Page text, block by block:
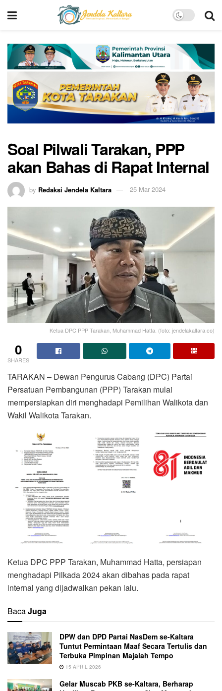
Soal Pilwali Tarakan, PPP
akan Bahas di Rapat Internal
by Redaksi Jendela Kaltara 25 Mar 2024
Ketua DPC PPP Tarakan, Muhammad Hatta. (foto: jendelakaltara.co)
0
SHARES
TARAKAN – Dewan Pengurus Cabang (DPC) Partai
Persatuan Pembangunan (PPP) Tarakan mulai
mempersiapkan diri menghadapi Pemilihan Walikota dan
Wakil Walikota Tarakan.
Ketua DPC PPP Tarakan, Muhammad Hatta, persiapan
menghadapi Pilkada 2024 akan dibahas pada rapat
internal yang dijadwalkan pekan lalu.
BacaJuga
DPW dan DPD Partai NasDem se-Kaltara
Tuntut Permintaan Maaf Secara Tertulis dan
Terbuka Pimpinan Majalah Tempo
15 APRIL 2026
Gelar Muscab PKB se-Kaltara, Berharap